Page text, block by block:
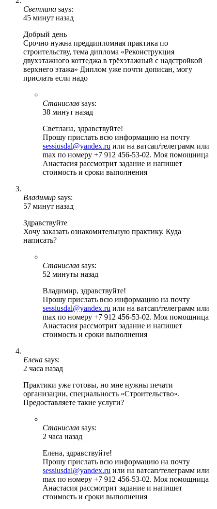
Светлана says:
45 минут назад
Добрый день
Срочно нужна преддипломная практика по
строительству, тема диплома «Реконструкция
двухэтажного коттеджа в трёхэтажный с надстройкой
верхнего этажа» Диплом уже почти дописан, могу
прислать если надо
Станислав says:
38 минут назад
Светлана, здравствуйте!
Прошу прислать всю информацию на почту
sessiusdal@yandex.ru или на ватсап/телеграмм или
max по номеру +7 912 456-53-02. Моя помощница
Анастасия рассмотрит задание и напишет
стоимость и сроки выполнения
Владимир says:
57 минут назад
Здравствуйте
Хочу заказать ознакомительную практику. Куда
написать?
Станислав says:
52 минуты назад
Владимир, здравствуйте!
Прошу прислать всю информацию на почту
sessiusdal@yandex.ru или на ватсап/телеграмм или
max по номеру +7 912 456-53-02. Моя помощница
Анастасия рассмотрит задание и напишет
стоимость и сроки выполнения
Елена says:
2 часа назад
Практики уже готовы, но мне нужны печати
организации, специальность «Строительство».
Предоставляете такие услуги?
Станислав says:
2 часа назад
Елена, здравствуйте!
Прошу прислать всю информацию на почту
sessiusdal@yandex.ru или на ватсап/телеграмм или
max по номеру +7 912 456-53-02. Моя помощница
Анастасия рассмотрит задание и напишет
стоимость и сроки выполнения